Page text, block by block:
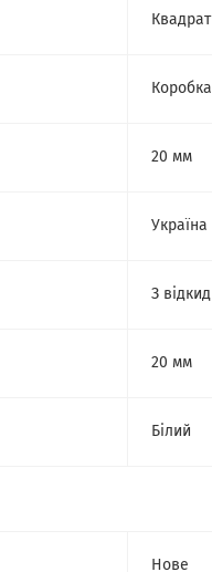
Коробка
20 мм
Україна
З
20 мм
Білий
Нове